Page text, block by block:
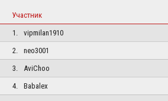
Участник
1.
vipmilan1910
2.
neo3001
3.
AviChoo
4.
Babalex